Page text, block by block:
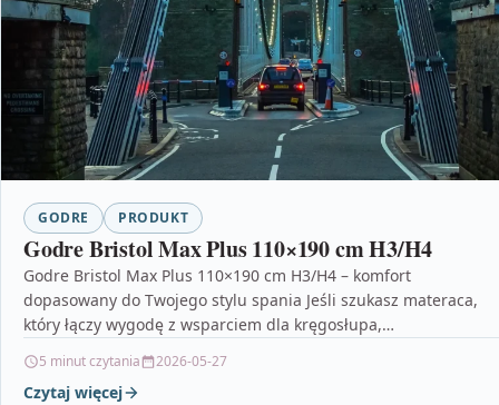
GODRE PRODUKT
Godre Bristol Max Plus 110×190 cm H3/H4
Godre Bristol Max Plus 110×190 cm H3/H4 – komfort
dopasowany do Twojego stylu spania Jeśli szukasz materaca,
który łączy wygodę z wsparciem dla kręgosłupa,…
5 minut czytania 2026-05-27
Czytaj więcej